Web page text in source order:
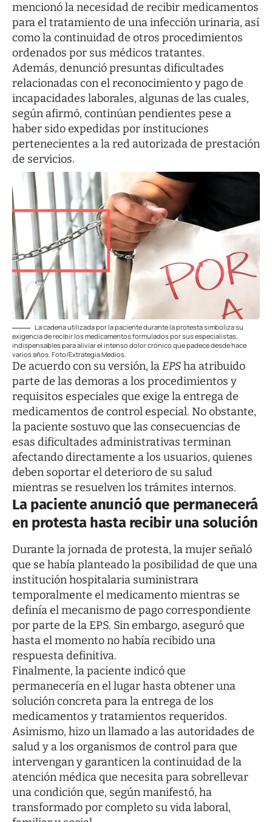
mencionó la necesidad de recibir medicamentos
para el tratamiento de una infección urinaria, así
como la continuidad de otros procedimientos
ordenados por sus médicos tratantes.
Además, denunció presuntas dificultades
relacionadas con el reconocimiento y pago de
incapacidades laborales, algunas de las cuales,
según afirmó, continúan pendientes pese a
haber sido expedidas por instituciones
pertenecientes a la red autorizada de prestación
de servicios.
La cadena utilizada por la paciente durante la protesta simboliza su
exigencia de recibir los medicamentos formulados por sus especialistas,
indispensables para aliviar el intenso dolor crónico que padece desde hace
varios años. Foto/Extrategia Medios.
De acuerdo con su versión, laEPSha atribuido
parte de las demoras a los procedimientos y
requisitos especiales que exige la entrega de
medicamentos de control especial. No obstante,
la paciente sostuvo que las consecuencias de
esas dificultades administrativas terminan
afectando directamente a los usuarios, quienes
deben soportar el deterioro de su salud
mientras se resuelven los trámites internos.
La paciente anunció que permanecerá
en protesta hasta recibir una solución
Durante la jornada de protesta, la mujer señaló
que se había planteado la posibilidad de que una
institución hospitalaria suministrara
temporalmente el medicamento mientras se
definía el mecanismo de pago correspondiente
por parte de la EPS. Sin embargo, aseguró que
hasta el momento no había recibido una
respuesta definitiva.
Finalmente, la paciente indicó que
permanecería en el lugar hasta obtener una
solución concreta para la entrega de los
medicamentos y tratamientos requeridos.
Asimismo, hizo un llamado a las autoridades de
salud y a los organismos de control para que
intervengan y garanticen la continuidad de la
atención médica que necesita para sobrellevar
una condición que, según manifestó, ha
transformado por completo su vida laboral,